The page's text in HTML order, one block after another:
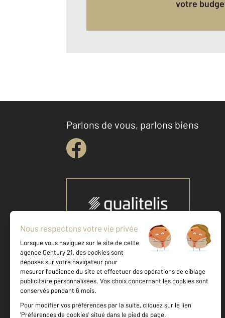
votre
Parlons de vous, parlons biens
Votre agence est notée
Achat
Vente
9,3/10
Location
9,0/10